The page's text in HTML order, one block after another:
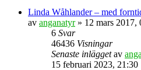
Linda Wåhlander – med
av anganatyr» 12 mars 2017,
6 Svar
46436 Visningar
Senaste inläggetav
15 februari 2023, 21:30